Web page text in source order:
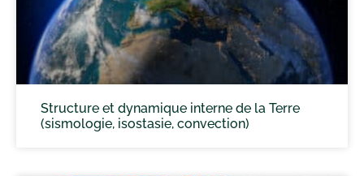
Structure et dynamique interne de la Terre
(sismologie, isostasie, convection)